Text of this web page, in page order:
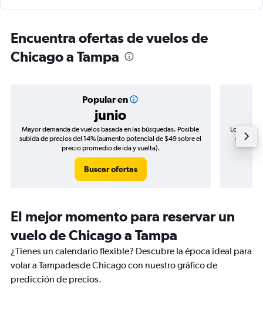
Encuentra ofertas de vuelos de
Chicago a Tampa
Popular en
junio
Mayor demanda de vuelos basada en las búsquedas. Posible
subida de precios del 14% (aumento potencial de $49 sobre el
precio promedio de ida y vuelta).
Buscar ofertas
Los
de
El mejor momento para reservar un
vuelo de Chicago a Tampa
¿Tienes un calendario flexible? Descubre la época ideal para
volar a Tampadesde Chicago con nuestro gráfico de
predicción de precios.